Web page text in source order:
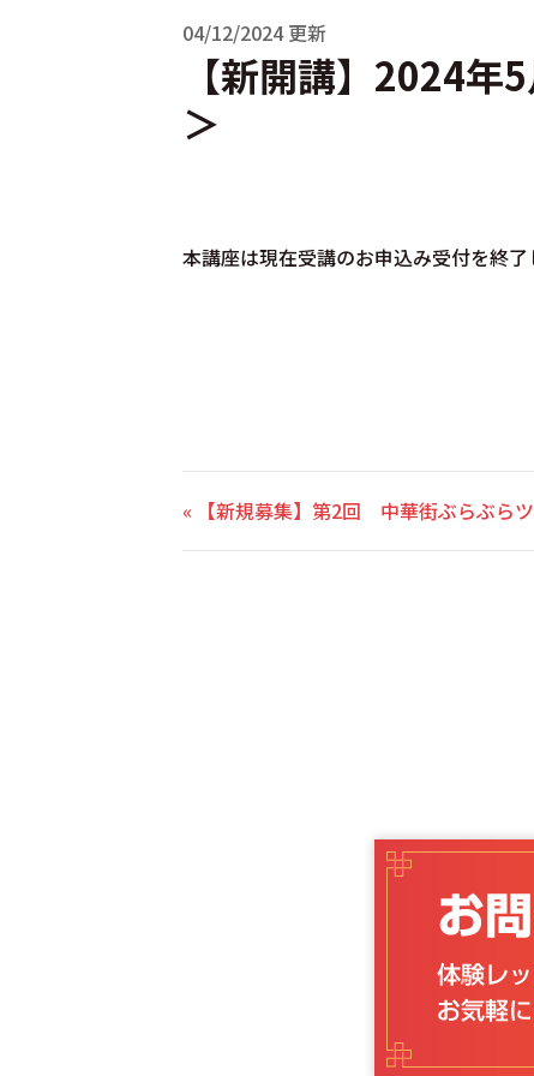
04/12/2024 更新
【新開講】2024
＞
本講座は現在受講のお申込み受付を終了
« 【新規募集】第2回 中華街ぶらぶら